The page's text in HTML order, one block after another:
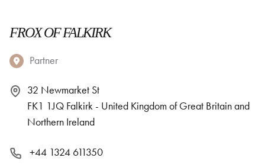
FROX OF FALKIRK
Partner
32 Newmarket St
FK1 1JQ Falkirk - United Kingdom of Great Britain and
Northern Ireland
+44 1324 611350